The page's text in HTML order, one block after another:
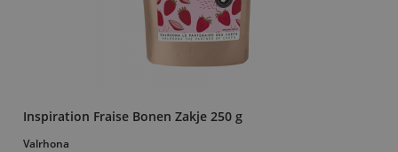
Inspiration Fraise Bonen Zakje 250 g
Valrhona